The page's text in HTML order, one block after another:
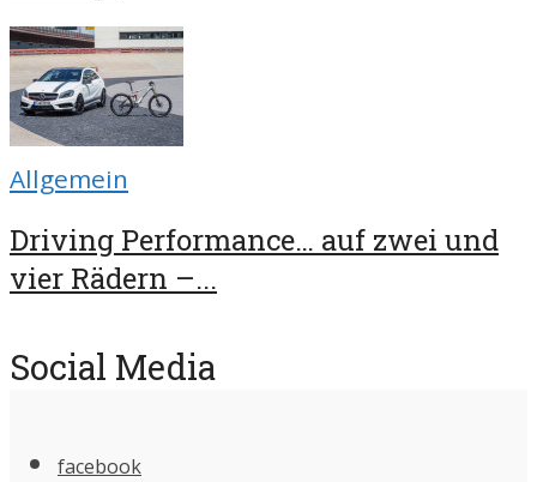
Allgemein
Driving Performance… auf zwei und
vier Rädern –...
Social Media
facebook